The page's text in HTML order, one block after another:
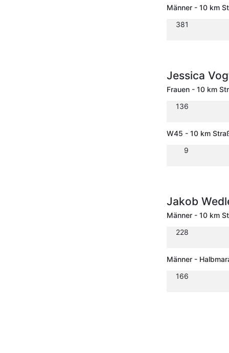
Männer - 10 km
381
Jessica
Frauen - 10 km
136
W45 - 10 km
9
Jakob
Männer - 10 km
228
Männer -
166